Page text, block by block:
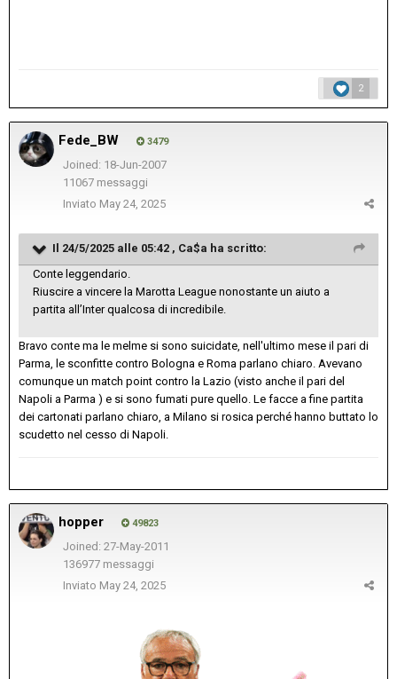
2
Fede_BW 3479
Joined: 18-Jun-2007
11067 messaggi
Inviato May 24, 2025
Il 24/5/2025 alle 05:42 , Ca$a ha scritto:
Conte leggendario.
Riuscire a vincere la Marotta League nonostante un aiuto a
partita all’Inter qualcosa di incredibile.
Bravo conte ma le melme si sono suicidate, nell'ultimo mese il pari di
Parma, le sconfitte contro Bologna e Roma parlano chiaro. Avevano
comunque un match point contro la Lazio (visto anche il pari del
Napoli a Parma ) e si sono fumati pure quello. Le facce a fine partita
dei cartonati parlano chiaro, a Milano si rosica perché hanno buttato lo
scudetto nel cesso di Napoli.
hopper 49823
Joined: 27-May-2011
136977 messaggi
Inviato May 24, 2025